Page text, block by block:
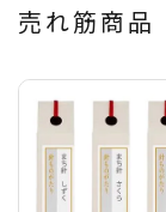
売れ筋商品